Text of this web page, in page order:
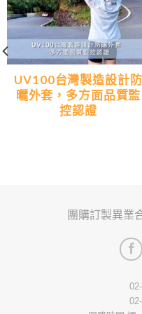
UV100台灣製造設計防
曬外套，多方面品質監
控認證
團購訂製異業